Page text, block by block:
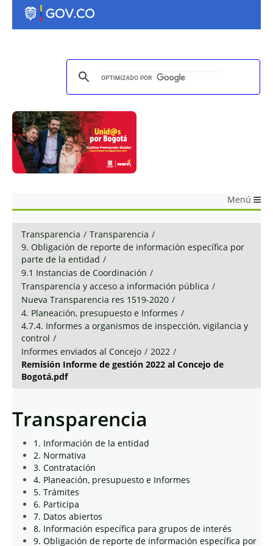
Menú
Transparencia / Transparencia /
9. Obligación de reporte de información específica por
parte de la entidad /
9.1 Instancias de Coordinación /
Transparencia y acceso a información pública /
Nueva Transparencia res 1519-2020 /
4. Planeación, presupuesto e Informes /
4.7.4. Informes a organismos de inspección, vigilancia y
control /
Informes enviados al Concejo / 2022 /
Remisión Informe de gestión 2022 al Concejo de
Bogotá.pdf
Transparencia
1. Información de la entidad
2. Normativa
3. Contratación
4. Planeación, presupuesto e Informes
5. Trámites
6. Participa
7. Datos abiertos
8. Información específica para grupos de interés
9. Obligación de reporte de información específica por